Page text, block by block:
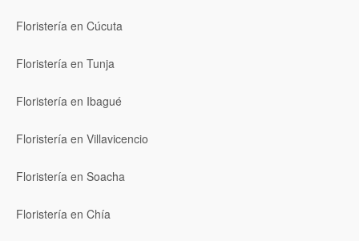
Floristería en Cúcuta
Floristería en Tunja
Floristería en Ibagué
Floristería en Villavicencio
Floristería en Soacha
Floristería en Chía